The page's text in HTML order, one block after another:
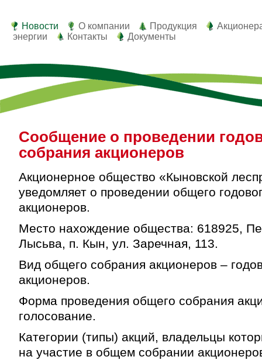
Новости О компании Продукция
энергии
Контакты Документы
Сообщение о проведении
собрания акционеров
Акционерное общество «Кыновской
уведомляет о проведении общего
акционеров.
Место нахождение общества: 618925,
Лысьва, п. Кын, ул. Заречная, 113.
Вид общего собрания акционеров –
акционеров.
Форма проведения общего собрания
голосование.
Категории (типы) акций, владельцы
на участие в общем собрании